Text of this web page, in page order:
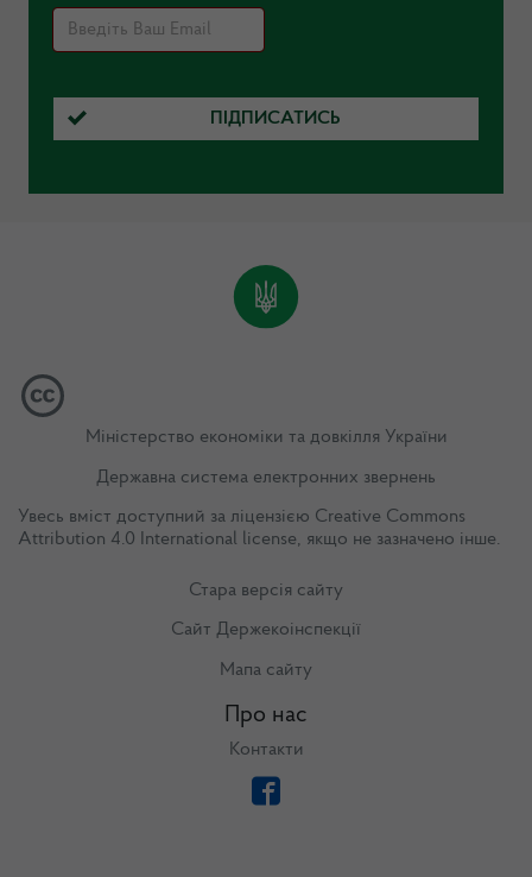
ПІДПИСАТИСЬ
Міністерство економіки та довкілля України
Державна система електронних звернень
Увесь вміст доступний за ліцензією Creative Commons
Attribution 4.0 International license, якщо не зазначено інше.
Стара версія сайту
Сайт Держекоінспекції
Мапа сайту
Про нас
Контакти